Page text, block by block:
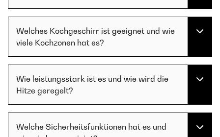
Welches Kochgeschirr ist geeignet und wie
viele Kochzonen hat es?
Wie leistungsstark ist es und wie wird die
Hitze geregelt?
Welche Sicherheitsfunktionen hat es und